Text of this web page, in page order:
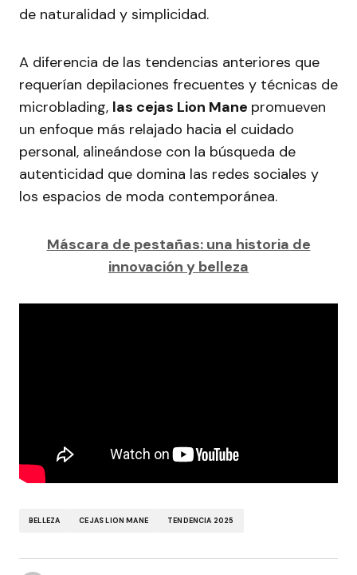
de naturalidad y simplicidad.
A diferencia de las tendencias anteriores que
requerían depilaciones frecuentes y técnicas de
microblading, las cejas Lion Mane promueven
un enfoque más relajado hacia el cuidado
personal, alineándose con la búsqueda de
autenticidad que domina las redes sociales y
los espacios de moda contemporánea.
Máscara de pestañas: una historia de
innovación y belleza
BELLEZA CEJAS LION MANE TENDENCIA 2025